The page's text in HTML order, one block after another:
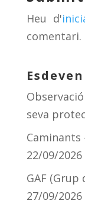
s
Heu d'
comentari.
seva
Caminants
22/09/2026
GAF (Grup
27/09/2026